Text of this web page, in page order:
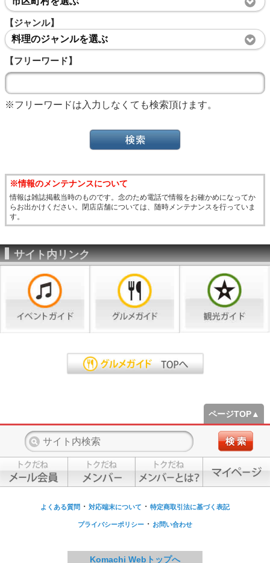
【ジャンル】
料理のジャンルを選ぶ
【フリーワード】
※フリーワードは入力しなくても検索頂けます。
※情報のメンテナンスについて
情報は雑誌掲載当時のものです。念のため電話で情報をお確かめになってか
らお出かけください。閉店店舗については、随時メンテナンスを行っていま
す。
サイト内リンク
ページTOP▲
よくある質問 ・ 対応端末について ・ 特定商取引法に基づく表記
プライバシーポリシー ・ お問い合わせ
Komachi Webトップへ